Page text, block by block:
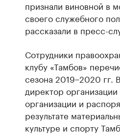
признали виновной в
своего служебного
рассказали в пресс-
Сотрудники
клубу «Тамбов»
сезона 2019−2020 гг.
директор
организации и
результате
культуре и спорту